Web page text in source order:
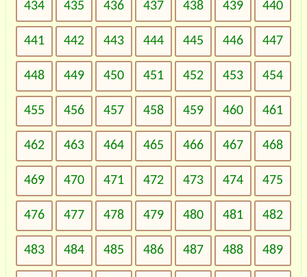
434 435 436 437 438 439 440
441 442 443 444 445 446 447
448 449 450 451 452 453 454
455 456 457 458 459 460 461
462 463 464 465 466 467 468
469 470 471 472 473 474 475
476 477 478 479 480 481 482
483 484 485 486 487 488 489